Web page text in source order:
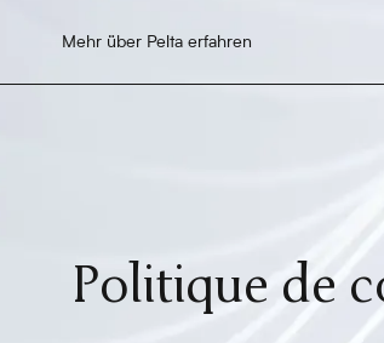
Mehr über Pelta erfahren
Politique de